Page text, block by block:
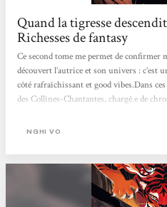
Quand la tigresse
Richesses de fantasy
Ce second tome me permet de confirmer
découvert l’autrice et son univers : c’est
côté rafraîchissant et good vibes.Dans
des Collines-Chantantes, chargé.e de
l’originalité de la narration dans le tome
NGHI VO